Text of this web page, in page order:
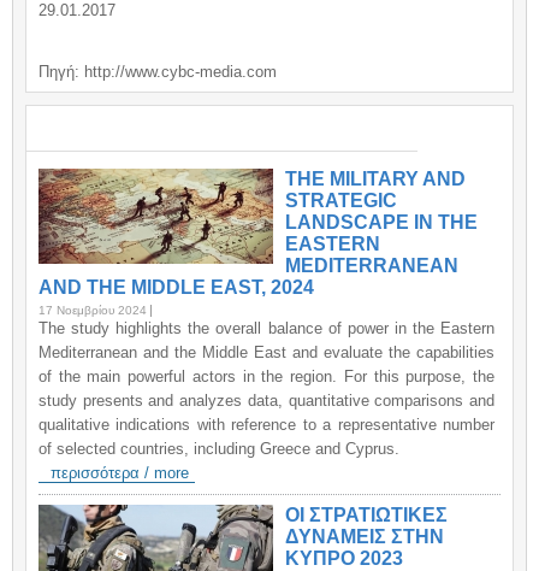
29.01.2017
Πηγή: http://www.cybc-media.com
THE MILITARY AND
STRATEGIC
LANDSCAPE IN THE
EASTERN
MEDITERRANEAN
AND THE MIDDLE EAST, 2024
17 Νοεμβρίου 2024
The study highlights the overall balance of power in the Eastern
Mediterranean and the Middle East and evaluate the capabilities
of the main powerful actors in the region. For this purpose, the
study presents and analyzes data, quantitative comparisons and
qualitative indications with reference to a representative number
of selected countries, including Greece and Cyprus.
περισσότερα / more
ΟΙ ΣΤΡΑΤΙΩΤΙΚΕΣ
ΔΥΝΑΜΕΙΣ ΣΤΗΝ
ΚΥΠΡΟ 2023